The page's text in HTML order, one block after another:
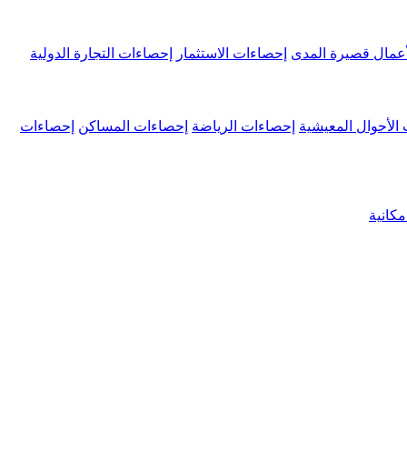
قصيرة المدى إحصاءات الاستثمار إحصاءات التجارة الدولية
الأحوال المعيشية إحصاءات الرياضة إحصاءات المساكن إحصاءات